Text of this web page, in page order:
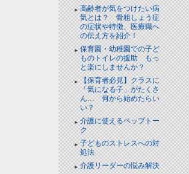
高齢者が気をつけたい病
気とは？ 骨粗しょう症
の症状や特徴、医療職へ
の伝え方を紹介！
保育園・幼稚園での子ど
ものトイレの援助 もっ
と楽にしませんか？
【保育者必見】クラスに
「気になる子」がたくさ
ん… 何から始めたらい
い？
介護に使えるペップトー
ク
子どものストレスへの対
処法
介護リーダーの悩み解決